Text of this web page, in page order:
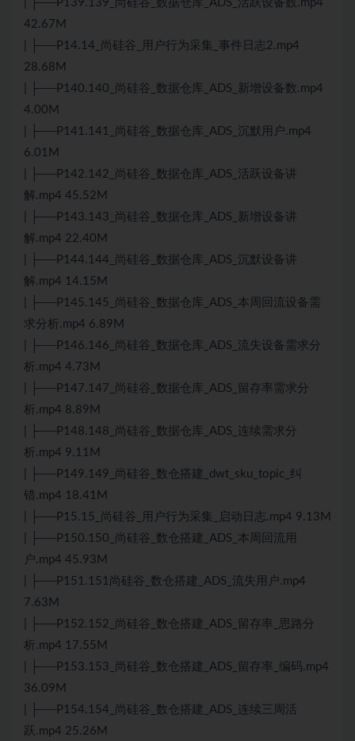
| ├──P139.139_尚硅谷_数据仓库_ADS_活跃设备数.mp4
42.67M
| ├──P14.14_尚硅谷_用户行为采集_事件日志2.mp4
28.68M
| ├──P140.140_尚硅谷_数据仓库_ADS_新增设备数.mp4
4.00M
| ├──P141.141_尚硅谷_数据仓库_ADS_沉默用户.mp4
6.01M
| ├──P142.142_尚硅谷_数据仓库_ADS_活跃设备讲
解.mp4 45.52M
| ├──P143.143_尚硅谷_数据仓库_ADS_新增设备讲
解.mp4 22.40M
| ├──P144.144_尚硅谷_数据仓库_ADS_沉默设备讲
解.mp4 14.15M
| ├──P145.145_尚硅谷_数据仓库_ADS_本周回流设备需
求分析.mp4 6.89M
| ├──P146.146_尚硅谷_数据仓库_ADS_流失设备需求分
析.mp4 4.73M
| ├──P147.147_尚硅谷_数据仓库_ADS_留存率需求分
析.mp4 8.89M
| ├──P148.148_尚硅谷_数据仓库_ADS_连续需求分
析.mp4 9.11M
| ├──P149.149_尚硅谷_数仓搭建_dwt_sku_topic_纠
错.mp4 18.41M
| ├──P15.15_尚硅谷_用户行为采集_启动日志.mp4 9.13M
| ├──P150.150_尚硅谷_数仓搭建_ADS_本周回流用
户.mp4 45.93M
| ├──P151.151尚硅谷_数仓搭建_ADS_流失用户.mp4
7.63M
| ├──P152.152_尚硅谷_数仓搭建_ADS_留存率_思路分
析.mp4 17.55M
| ├──P153.153_尚硅谷_数仓搭建_ADS_留存率_编码.mp4
36.09M
| ├──P154.154_尚硅谷_数仓搭建_ADS_连续三周活
跃.mp4 25.26M